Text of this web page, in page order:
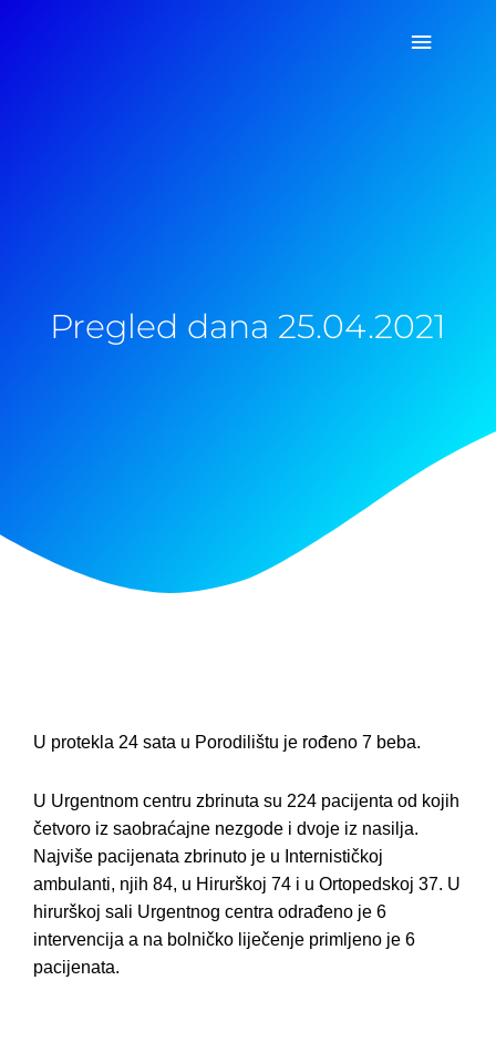
Glavni
Pregled dana 25.04.2021
U protekla 24 sata u Porodilištu je rođeno 7 beba.
U Urgentnom centru zbrinuta su 224 pacijenta od kojih
četvoro iz saobraćajne nezgode i dvoje iz nasilja.
Najviše pacijenata zbrinuto je u Internističkoj
ambulanti, njih 84, u Hirurškoj 74 i u Ortopedskoj 37. U
hirurškoj sali Urgentnog centra odrađeno je 6
intervencija a na bolničko liječenje primljeno je 6
pacijenata.